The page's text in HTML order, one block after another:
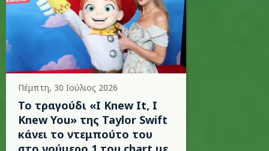
Πέμπτη, 30 Ιούλιος 2026
Το τραγούδι «I Knew It, I
Knew You» της Taylor Swift
κάνει το ντεμπούτο του